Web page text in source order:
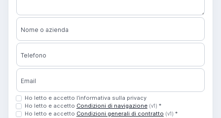
Nome o azienda
Telefono
Email
Ho letto e accetto l’informativa sulla privacy
Ho letto e accetto Condizioni di navigazione (v1) *
Ho letto e accetto Condizioni generali di contratto (v1) *